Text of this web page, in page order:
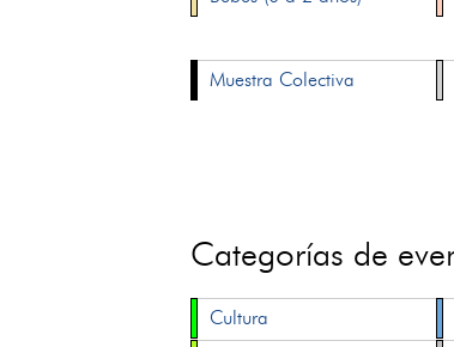
Muestra Colectiva
Categorías de
Cultura